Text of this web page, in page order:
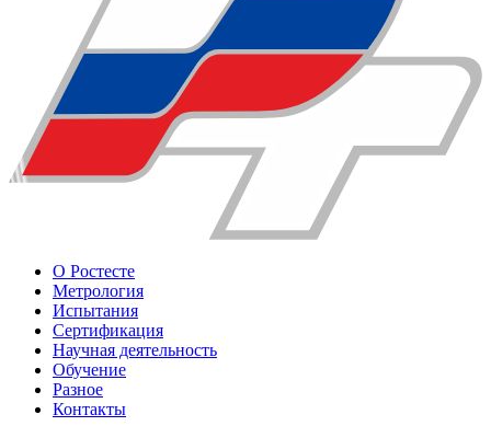
О Ростесте
Метрология
Испытания
Сертификация
Научная деятельность
Обучение
Разное
Контакты